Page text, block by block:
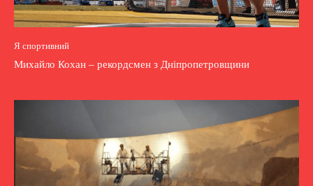
Я спортивний
Михайло Кохан – рекордсмен з Дніпропетровщини